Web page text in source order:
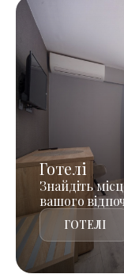
Готелі
Знайдіть
вашого
ГОТЕЛІ